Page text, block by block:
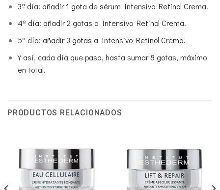
3ª día: añadir 1 gota de sérum Intensivo Retinol Crema.
4º día: añadir 2 gotas a Intensivo Retinol Crema.
5º día: añadir 3 gotas a Intensivo Retinol Crema.
Y así, cada día que pasa, hasta sumar 8 gotas, máximo
en total.
PRODUCTOS RELACIONADOS